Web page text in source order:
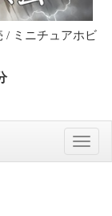
/ ミニチュアホビ